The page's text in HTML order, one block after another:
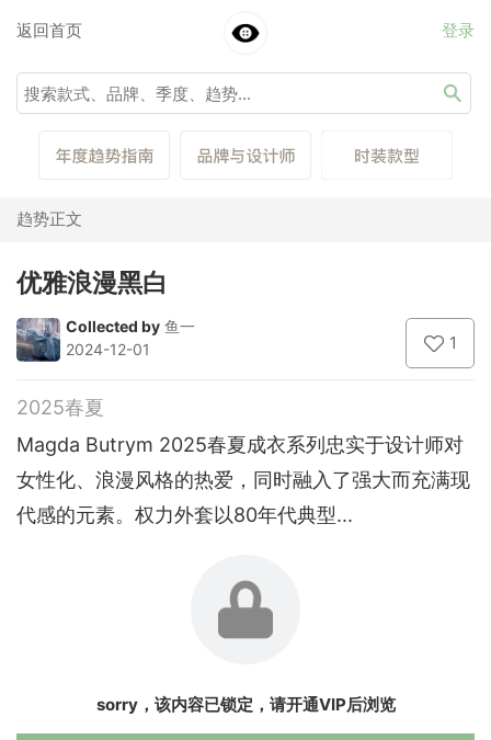
返回首页 登录
趋势正文
优雅浪漫黑白
Collected by 鱼一
2024-12-01
1
2025春夏
Magda Butrym 2025春夏成衣系列忠实于设计师对
女性化、浪漫风格的热爱，同时融入了强大而充满现
代感的元素。权力外套以80年代典型...
sorry，该内容已锁定，请开通VIP后浏览